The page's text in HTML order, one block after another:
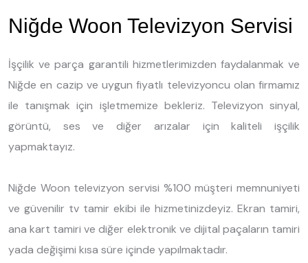
Niğde Woon Televizyon Servisi
İşçilik ve parça garantili hizmetlerimizden faydalanmak ve
Niğde en cazip ve uygun fiyatlı televizyoncu olan firmamız
ile tanışmak için işletmemize bekleriz. Televizyon sinyal,
görüntü, ses ve diğer arızalar için kaliteli işçilik
yapmaktayız.
Niğde Woon televizyon servisi %100 müşteri memnuniyeti
ve güvenilir tv tamir ekibi ile hizmetinizdeyiz. Ekran tamiri,
ana kart tamiri ve diğer elektronik ve dijital paçaların tamiri
yada değişimi kısa süre içinde yapılmaktadır.